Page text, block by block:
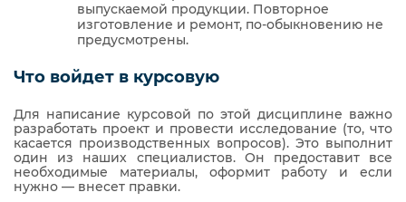
выпускаемой продукции. Повторное
изготовление и ремонт, по-обыкновению не
предусмотрены.
Что войдет в курсовую
Для написание курсовой по этой дисциплине важно
разработать проект и провести исследование (то, что
касается производственных вопросов). Это выполнит
один из наших специалистов. Он предоставит все
необходимые материалы, оформит работу и если
нужно — внесет правки.